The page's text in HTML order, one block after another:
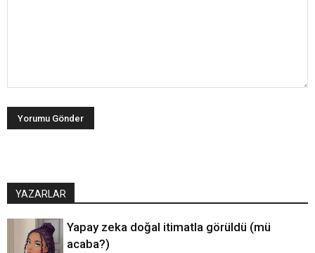
YAZARLAR
Yapay zeka doğal itimatla görüldü (mü
acaba?)